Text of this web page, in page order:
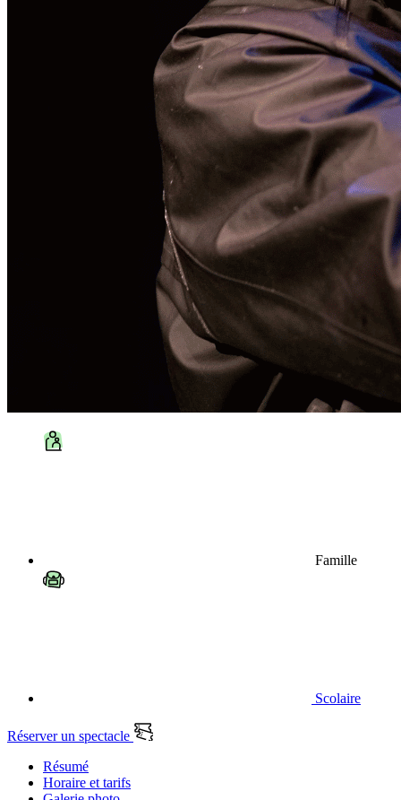
Famille
Scolaire
Réserver un spectacle
Résumé
Horaire et tarifs